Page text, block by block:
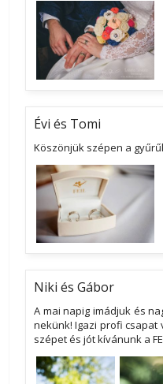
Évi és Tomi
Köszönjük szépen a
Niki és Gábor
A mai napig imádjuk és
nekünk! Igazi profi csapat
szépet és jót kívánunk a